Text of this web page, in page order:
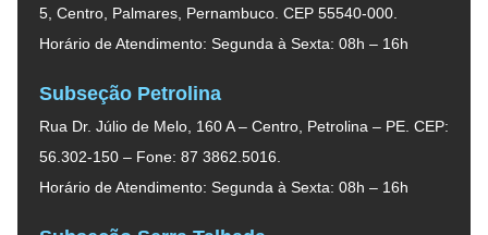
5, Centro, Palmares, Pernambuco. CEP 55540-000.
Horário de Atendimento: Segunda à Sexta: 08h – 16h
Subseção Petrolina
Rua Dr. Júlio de Melo, 160 A – Centro, Petrolina – PE. CEP:
56.302-150 – Fone: 87 3862.5016.
Horário de Atendimento: Segunda à Sexta: 08h – 16h